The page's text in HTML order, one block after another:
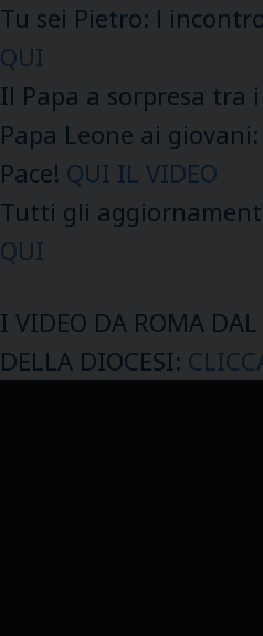
Tu sei Pietro: l
QUI
Il Papa a sorpresa tra
Papa Leone ai
Pace! QUI IL VIDEO
Tutti gli
QUI
I VIDEO DA ROMA
DELLA DIOCESI: